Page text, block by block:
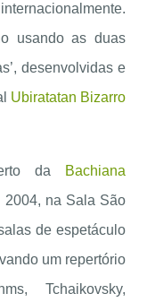
usando as duas
desenvolvidas e
Ubiratatan Bizarro
da
Bachiana
2004, na Sala São
de espetáculo
um repertório
Tchaikovsky,